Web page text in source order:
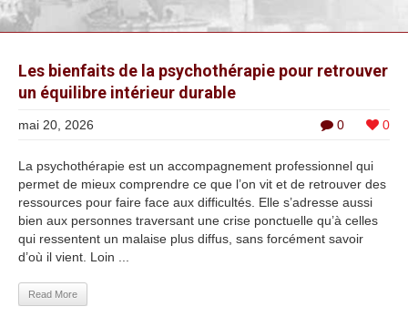
Les bienfaits de la psychothérapie pour retrouver
un équilibre intérieur durable
0 0
mai 20, 2026
La psychothérapie est un accompagnement professionnel qui
permet de mieux comprendre ce que l’on vit et de retrouver des
ressources pour faire face aux difficultés. Elle s’adresse aussi
bien aux personnes traversant une crise ponctuelle qu’à celles
qui ressentent un malaise plus diffus, sans forcément savoir
d’où il vient. Loin ...
Read More